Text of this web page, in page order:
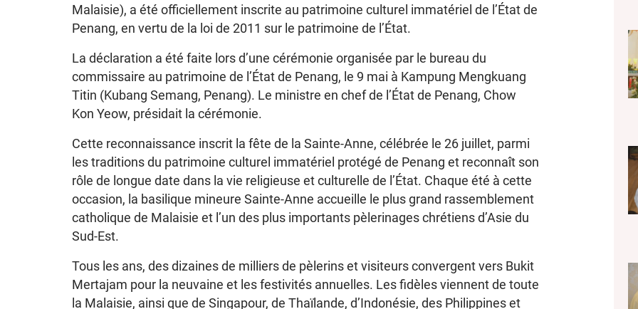
Malaisie), a été officiellement inscrite au patrimoine culturel immatériel de l’État de
Penang, en vertu de la loi de 2011 sur le patrimoine de l’État.
La déclaration a été faite lors d’une cérémonie organisée par le bureau du
commissaire au patrimoine de l’État de Penang, le 9 mai à Kampung Mengkuang
Titin (Kubang Semang, Penang). Le ministre en chef de l’État de Penang, Chow
Kon Yeow, présidait la cérémonie.
Cette reconnaissance inscrit la fête de la Sainte-Anne, célébrée le 26 juillet, parmi
les traditions du patrimoine culturel immatériel protégé de Penang et reconnaît son
rôle de longue date dans la vie religieuse et culturelle de l’État. Chaque été à cette
occasion, la basilique mineure Sainte-Anne accueille le plus grand rassemblement
catholique de Malaisie et l’un des plus importants pèlerinages chrétiens d’Asie du
Sud-Est.
Tous les ans, des dizaines de milliers de pèlerins et visiteurs convergent vers Bukit
Mertajam pour la neuvaine et les festivités annuelles. Les fidèles viennent de toute
la Malaisie, ainsi que de Singapour, de Thaïlande, d’Indonésie, des Philippines et